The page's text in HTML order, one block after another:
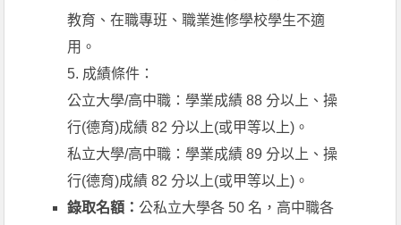
教育、在職專班、職業進修學校學生不適
用。
5. 成績條件：
公立大學/高中職：學業成績 88 分以上、操
行(德育)成績 82 分以上(或甲等以上)。
私立大學/高中職：學業成績 89 分以上、操
行(德育)成績 82 分以上(或甲等以上)。
錄取名額：公私立大學各 50 名，高中職各